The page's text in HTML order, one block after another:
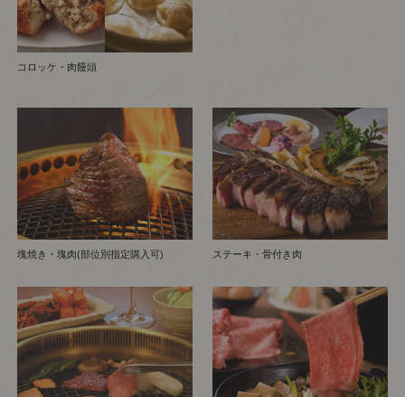
コロッケ・肉饅頭
塊焼き・塊肉(部位別指定購入可) ステーキ・骨付き肉